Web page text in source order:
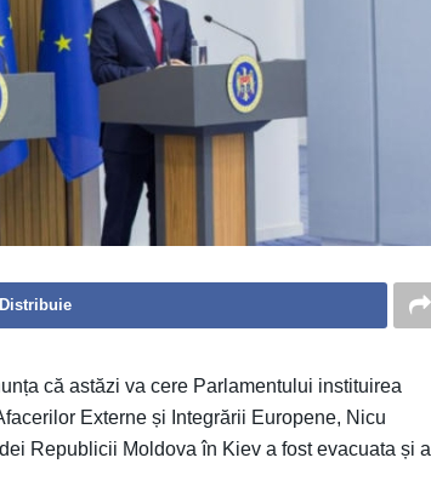
Distribuie
că astăzi va cere Parlamentului instituirea
Externe și Integrării Europene, Nicu
Republicii Moldova în Kiev a fost evacuata și a